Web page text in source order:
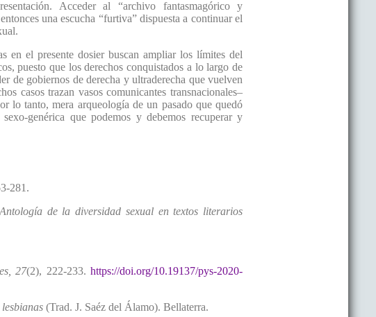
Acceder al “archivo fantasmagórico y
una escucha “furtiva” dispuesta a continuar el
en el presente dosier buscan ampliar los límites del
puesto que los derechos conquistados a lo largo de
de gobiernos de derecha y ultraderecha que vuelven
casos trazan vasos comunicantes transnacionales–
lo tanto, mera arqueología de un pasado que quedó
genérica que podemos y debemos recuperar y
281.
de la diversidad sexual en textos literarios
27(2), 222-233.https://doi.org/10.19137/pys-2020-
(Trad. J. Saéz del Álamo). Bellaterra.